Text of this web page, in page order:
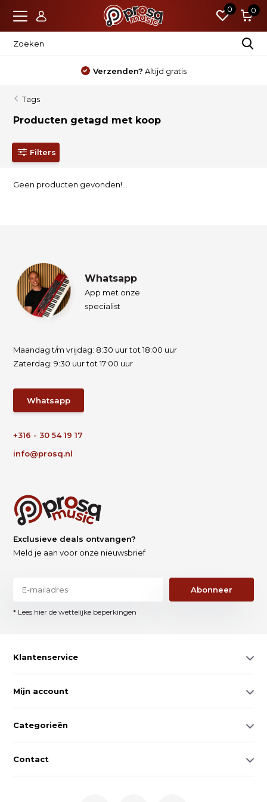
0 0
Verzenden? Altijd gratis
Tags
Producten getagd met koop
Filters
Geen producten gevonden!...
Whatsapp
App met onze
specialist
Maandag t/m vrijdag: 8:30 uur tot 18:00 uur
Zaterdag: 9:30 uur tot 17:00 uur
Whatsapp
+316 - 30 54 19 17
info@prosq.nl
Exclusieve deals ontvangen?
Meld je aan voor onze nieuwsbrief
Abonneer
* Lees hier de wettelijke beperkingen
Klantenservice
Mijn account
Categorieën
Contact